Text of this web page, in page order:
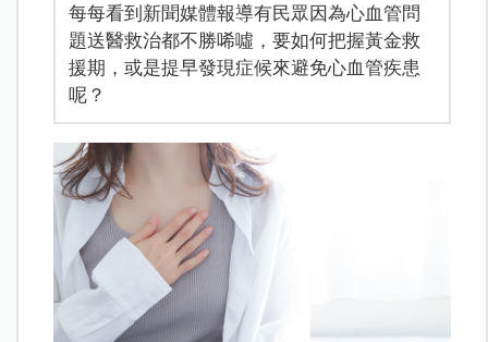
每每看到新聞媒體報導有民眾因為心血管問
題送醫救治都不勝唏噓，要如何把握黃金救
援期，或是提早發現症候來避免心血管疾患
呢？